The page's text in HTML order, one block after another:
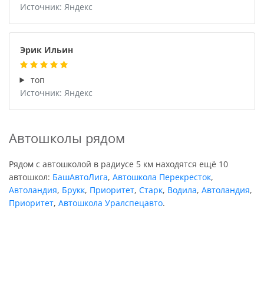
Источник: Яндекс
Эрик Ильин
топ
Источник: Яндекс
Автошколы рядом
Рядом с автошколой в радиусе 5 км находятся ещё 10
автошкол: БашАвтоЛига, Автошкола Перекресток,
Автоландия, Брукк, Приоритет, Старк, Водила, Автоландия,
Приоритет, Автошкола Уралспецавто.